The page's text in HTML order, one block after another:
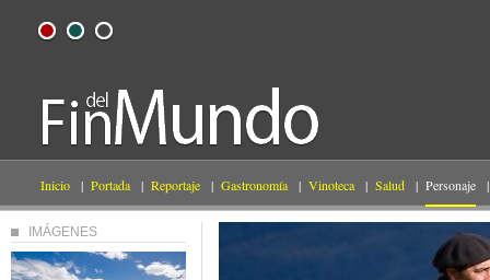
Inicio | Portada | Reportaje | Gastronomía | Vinoteca | Salud | Personaje |
IMÁGENES